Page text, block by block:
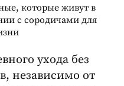
которые живут в
с сородичами для
ухода без
независимо от